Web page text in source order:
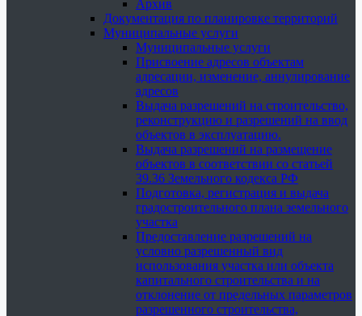
Архив
Документация по планировке территорий
Муниципальные услуги
Муниципальные услуги
Присвоение адресов объектам
адресации, изменение, аннулирование
адресов
Выдача разрешений на строительство,
реконструкцию и разрешений на ввод
объектов в эксплуатацию.
Выдача разрешений на размещение
объектов в соответствии со статьей
39.36 Земельного кодекса РФ
Подготовка, регистрация и выдача
градостроительного плана земельного
участка
Предоставление разрешений на
условно разрешенный вид
использования участка или объекта
капитального строительства и на
отклонение от предельных параметров
разрешенного строительства,